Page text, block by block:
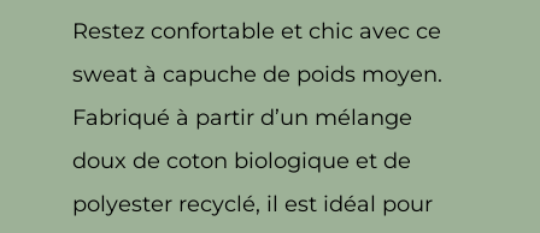
Restez confortable et chic avec ce
sweat à capuche de poids moyen.
Fabriqué à partir d’un mélange
doux de coton biologique et de
polyester recyclé, il est idéal pour